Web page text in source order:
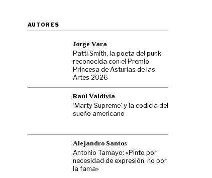
AUTORES
Jorge Vara
Patti Smith, la poeta del punk
reconocida con el Premio
Princesa de Asturias de las
Artes 2026
Raúl Valdivia
‘Marty Supreme’ y la codicia del
sueño americano
Alejandro Santos
Antonio Tamayo: «Pinto por
necesidad de expresión, no por
la fama»